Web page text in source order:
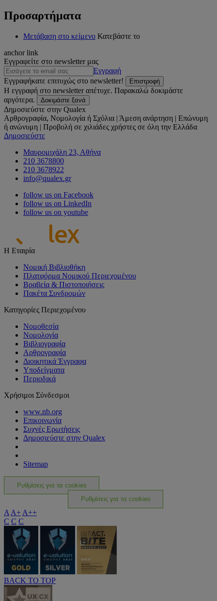
Προσαρτήματα
Μετάβαση στο κείμενο Κατεβάστε το
anchor link
Εγγραφείτε στο newsletter μας
Εγγραφή
Εγγραφήκατε επιτυχώς στο newsletter!
Επιστροφή
Η εγγραφή στο newsletter απέτυχε. Παρακαλώ δοκιμάστε
αργότερα.
Δοκιμάστε ξανά
Δημοσιεύστε στην Qualex
Αρθρογραφία, Νομολογία ή Σχόλια | Άμεση ανάρτηση | Επώνυμη
ή ανώνυμη | Προβολή σε χιλιάδες χρήστες σε όλη την Ελλάδα
Δημοσιεύστε
Μαυρομιχάλη 23, Αθήνα
210 3678800
210 3678922
info@qualex.gr
follow us on Facebook
follow us on LinkedIn
follow us on youtube
Η Εταιρία
Νομική Βιβλιοθήκη
Πλατφόρμα Νομικού Περιεχομένου
Βραβεία & Πιστοποιήσεις
Πακέτα Συνδρομών
Κατηγορίες Περιεχομένου
Νομοθεσία
Νομολογία
Βιβλιογραφία
Αρθρογραφία
Διοικητικά Έγγραφα
Υποδείγματα
Περιοδικά
Χρήσιμοι Σύνδεσμοι
www.nb.org
Επικοινωνία
Συχνές Ερωτήσεις
Δημοσιεύστε στην Qualex
Sitemap
Ρυθμίσεις για τα cookies
Ρυθμίσεις για τα cookies
A A+ A++
C C C
BACK TO TOP